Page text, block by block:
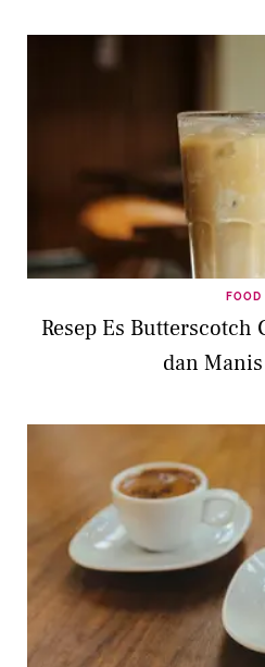
FOOD
Resep Es Butterscotch
dan